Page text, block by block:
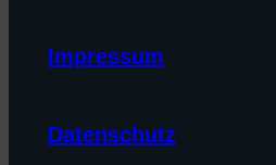
Impressum
Datenschutz